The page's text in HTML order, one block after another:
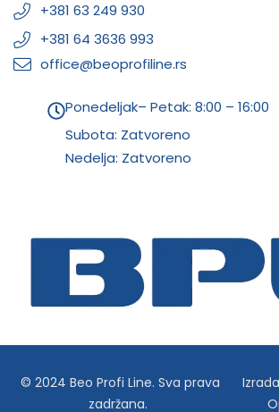
+381 63 249 930
+381 64 3636 993
office@beoprofiline.rs
Ponedeljak– Petak: 8:00 – 16:00
Subota: Zatvoreno
Nedelja: Zatvoreno
© 2024 Beo Profi Line. Sva prava
zadržana.